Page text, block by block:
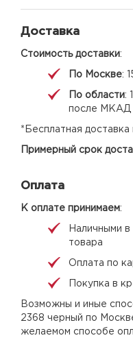
Доставка
Стоимость доставки:
По Москве:
По области:
после МКАД
*Бесплатная доставка
Примерный срок
Оплата
К оплате принимаем:
Наличными в
товара
Оплата по
Покупка в
Возможны и иные
2368 черный по
желаемом способе